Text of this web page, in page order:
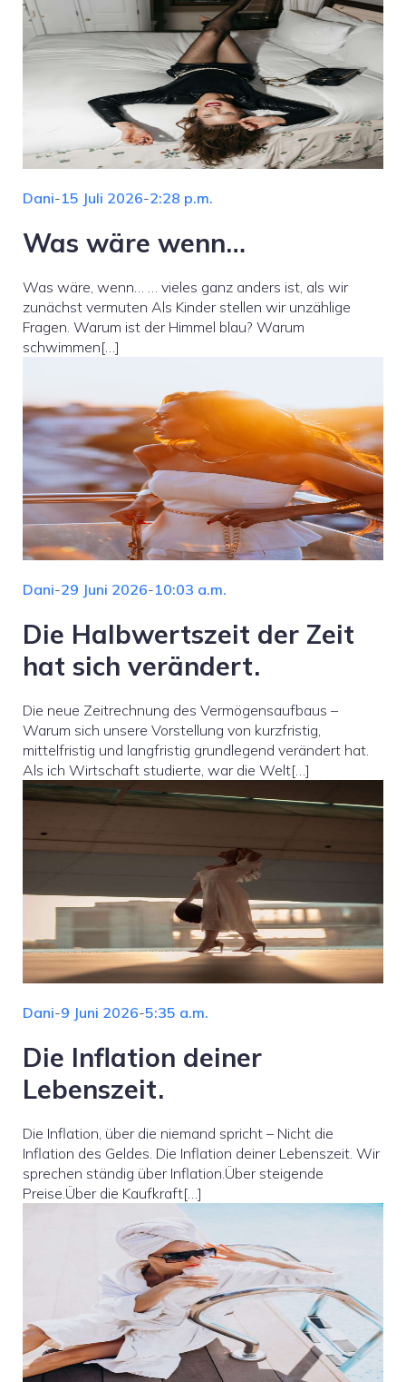
Dani-15 Juli 2026-2:28 p.m.
Was wäre wenn…
Was wäre, wenn… … vieles ganz anders ist, als wir
zunächst vermuten Als Kinder stellen wir unzählige
Fragen. Warum ist der Himmel blau? Warum
schwimmen[…]
Dani-29 Juni 2026-10:03 a.m.
Die Halbwertszeit der Zeit
hat sich verändert.
Die neue Zeitrechnung des Vermögensaufbaus –
Warum sich unsere Vorstellung von kurzfristig,
mittelfristig und langfristig grundlegend verändert hat.
Als ich Wirtschaft studierte, war die Welt[…]
Dani-9 Juni 2026-5:35 a.m.
Die Inflation deiner
Lebenszeit.
Die Inflation, über die niemand spricht – Nicht die
Inflation des Geldes. Die Inflation deiner Lebenszeit. Wir
sprechen ständig über Inflation.Über steigende
Preise.Über die Kaufkraft[…]